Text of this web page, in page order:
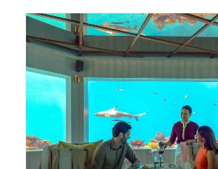
Wasze Podróże
Wyszukiwanie